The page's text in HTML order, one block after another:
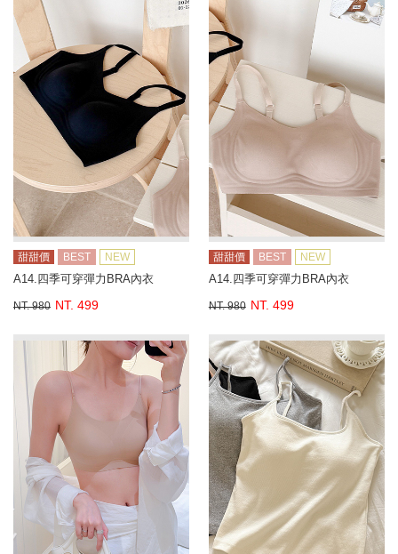
甜甜價 BEST NEW
A14.四季可穿彈力BRA內衣
NT. 980 NT. 499
甜甜價 BEST NEW
A14.四季可穿彈力BRA內衣
NT. 980 NT. 499